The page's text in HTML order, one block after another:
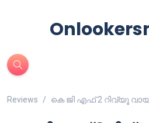
Reviews കെ ജി എഫ് 2 റിവ്യൂ